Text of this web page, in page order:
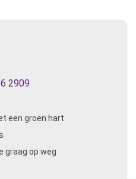
2909
een groen hart
graag op weg